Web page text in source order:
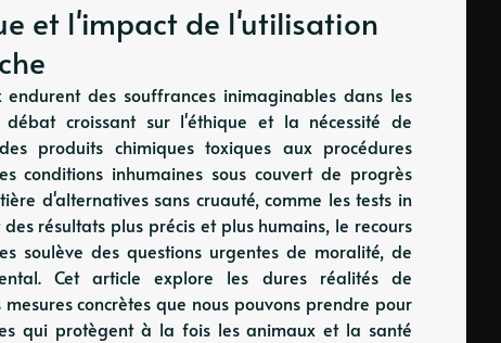
et l'impact de l'utilisation
des souffrances inimaginables dans les
croissant sur l'éthique et la nécessité de
produits chimiques toxiques aux procédures
conditions inhumaines sous couvert de progrès
d'alternatives sans cruauté, comme les tests in
résultats plus précis et plus humains, le recours
soulève des questions urgentes de moralité, de
Cet article explore les dures réalités de
concrètes que nous pouvons prendre pour
qui protègent à la fois les animaux et la santé